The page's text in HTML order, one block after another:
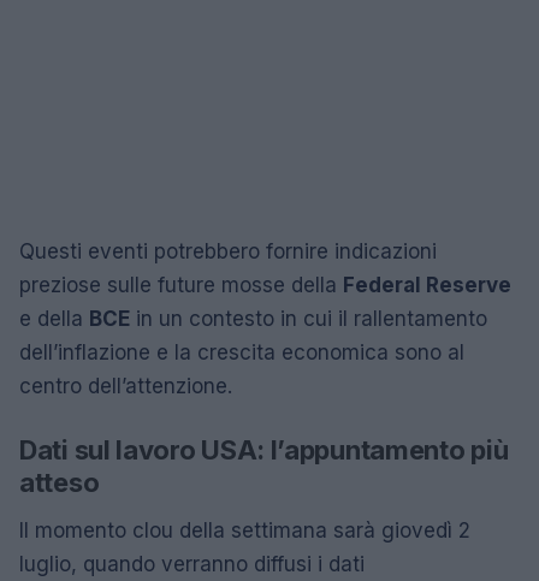
Questi eventi potrebbero fornire indicazioni
preziose sulle future mosse della Federal Reserve
e della BCE in un contesto in cui il rallentamento
dell’inflazione e la crescita economica sono al
centro dell’attenzione.
Dati sul lavoro USA: l’appuntamento più
atteso
Il momento clou della settimana sarà giovedì 2
luglio, quando verranno diffusi i dati